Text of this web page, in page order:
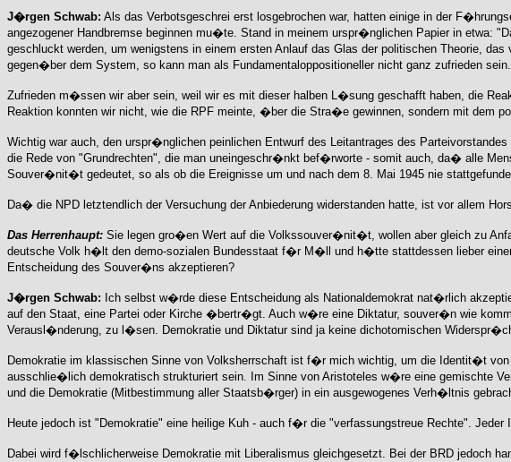
J�rgen Schwab: Als das Verbotsgeschrei erst losgebrochen war, hatten einige in der
angezogener Handbremse beginnen mu�te. Stand in meinem urspr�nglichen Papier in
geschluckt werden, um wenigstens in einem ersten Anlauf das Glas der politischen Theorie,
gegen�ber dem System, so kann man als Fundamentaloppositioneller nicht ganz zufrieden sein.
Zufrieden m�ssen wir aber sein, weil wir es mit dieser halben L�sung geschafft haben, die
Reaktion konnten wir nicht, wie die RPF meinte, �ber die Stra�e gewinnen, sondern mit dem
Wichtig war auch, den urspr�nglichen peinlichen Entwurf des Leitantrages des
die Rede von "Grundrechten", die man uneingeschr�nkt bef�rworte - somit auch, da� alle
Souver�nit�t gedeutet, so als ob die Ereignisse um und nach dem 8. Mai 1945 nie
Da� die NPD letztendlich der Versuchung der Anbiederung widerstanden hatte, ist vor allem
Das Herrenhaupt: Sie legen gro�en Wert auf die Volkssouver�nit�t, wollen aber gleich zu
deutsche Volk h�lt den demo-sozialen Bundesstaat f�r M�ll und h�tte stattdessen lieber
Entscheidung des Souver�ns akzeptieren?
J�rgen Schwab: Ich selbst w�rde diese Entscheidung als Nationaldemokrat nat�rlich
auf den Staat, eine Partei oder Kirche �bertr�gt. Auch w�re eine Diktatur, souver�n wie
Verausl�nderung, zu l�sen. Demokratie und Diktatur sind ja keine dichotomischen
Demokratie im klassischen Sinne von Volksherrschaft ist f�r mich wichtig, um die Identit�t
ausschlie�lich demokratisch strukturiert sein. Im Sinne von Aristoteles w�re eine gemischte
und die Demokratie (Mitbestimmung aller Staatsb�rger) in ein ausgewogenes Verh�ltnis
Heute jedoch ist "Demokratie" eine heilige Kuh - auch f�r die "verfassungstreue Rechte".
Dabei wird f�lschlicherweise Demokratie mit Liberalismus gleichgesetzt. Bei der BRD jedoch